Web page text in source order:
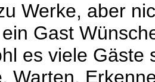
Werke, aber
Gast
es viele Gäste
Warten,